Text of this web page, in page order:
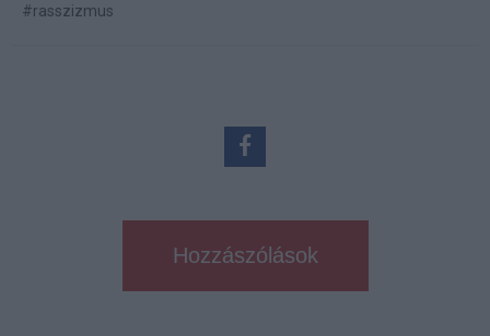
#rasszizmus
Hozzászólások